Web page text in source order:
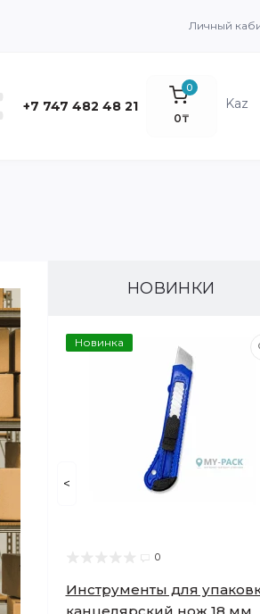
Личный
+7 747 482 48 21
0
0₸
Kaz
НОВИНКИ
Новинка
0
Инструменты для
<